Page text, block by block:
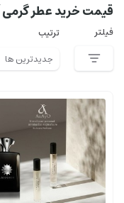
قیمت خرید عطر گرمی
فیلتر ترتیب